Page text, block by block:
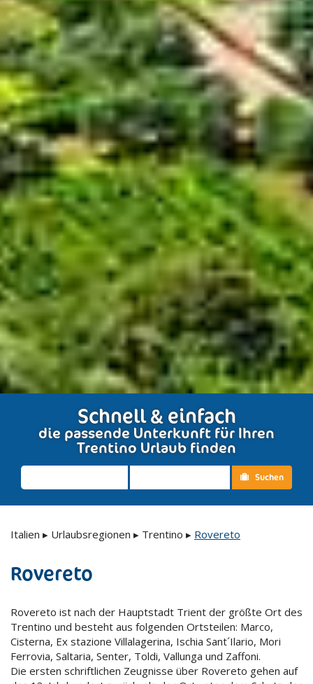
Schnell & einfach
die passende Unterkunft für Ihren
Trentino Urlaub finden
Suchen
Italien ▸ Urlaubsregionen ▸ Trentino ▸ Rovereto
Rovereto
Rovereto ist nach der Hauptstadt Trient der größte Ort des
Trentino und besteht aus folgenden Ortsteilen: Marco,
Cisterna, Ex stazione Villalagerina, Ischia Sant´Ilario, Mori
Ferrovia, Saltaria, Senter, Toldi, Vallunga und Zaffoni.
Die ersten schriftlichen Zeugnisse über Rovereto gehen auf